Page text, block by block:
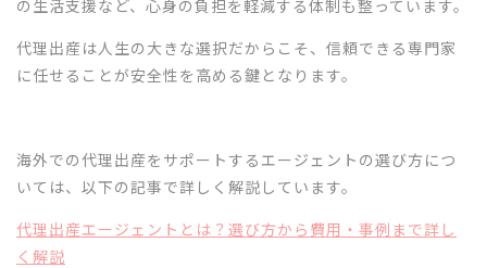
の生活支援など、心身の負担を軽減する体制も整っています。
代理出産は人生の大きな選択だからこそ、信頼できる専門家
に任せることが安全性を高める鍵となります。
海外での代理出産をサポートするエージェントの選び方につ
いては、以下の記事で詳しく解説しています。
代理出産エージェントとは？選び方から費用・事例まで詳し
く解説